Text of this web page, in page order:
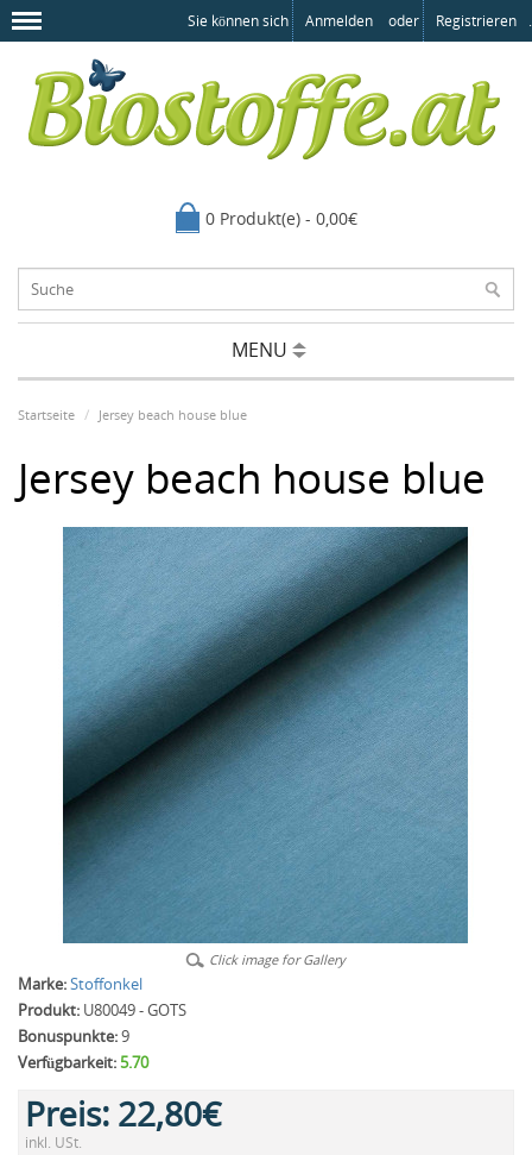
Sie können sich Anmelden oder Registrieren .
0 Produkt(e) - 0,00€
MENU
Startseite Jersey beach house blue
Jersey beach house blue
Click image for Gallery
Marke:Stoffonkel
Produkt: U80049 - GOTS
Bonuspunkte:9
Verfügbarkeit:5.70
Preis: 22,80€
inkl. USt.